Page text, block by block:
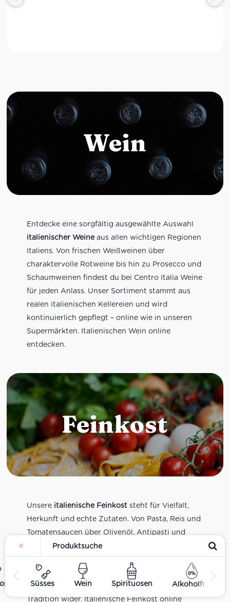
Süsses Wein Spirituosen Alkoholfrei
Wein
Entdecke eine sorgfältig ausgewählte Auswahl
italienischer Weineaus allen wichtigen Regionen
Italiens. Von frischen Weißweinen über
charaktervolle Rotweine bis hin zu Prosecco und
Schaumweinen findest du bei Centro Italia Weine
für jeden Anlass. Unser Sortiment stammt aus
realen italienischen Kellereien und wird
kontinuierlich gepflegt – online wie in unseren
Supermärkten. Italienischen Wein online
entdecken.
Feinkost
Unsere italienische Feinkoststeht für Vielfalt,
Herkunft und echte Zutaten. Von Pasta, Reis und
Tomatensaucen über Olivenöl, Antipasti und
Pesto bis zu Balsamico und Spezialitäten aus
verschiedenen Regionen Italiens. Alle Produkte
sind Teil unseres realen Supermarkt-Sortiments
und spiegeln italienische Alltagsküche und
Tradition wider. Italienische Feinkost online